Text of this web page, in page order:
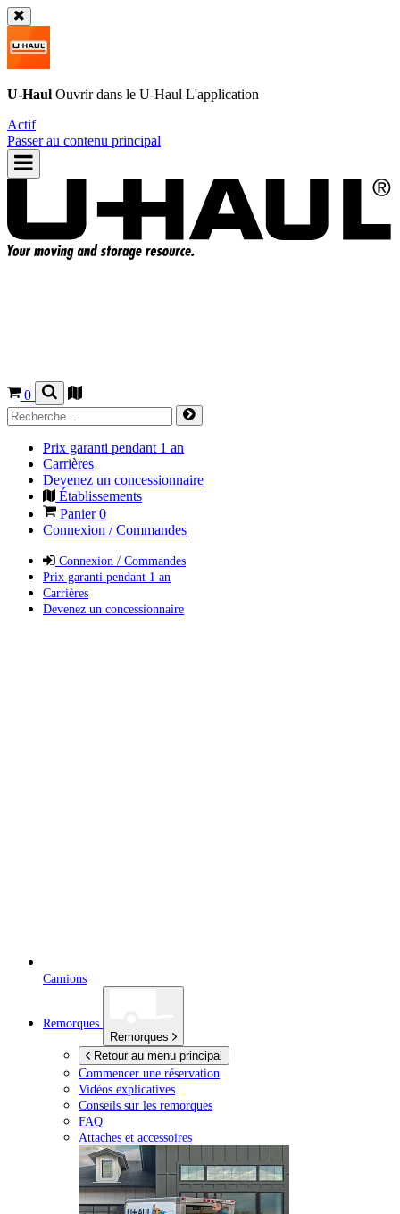
U-Haul Ouvrir dans le U-Haul L'application
Actif
Passer au contenu principal
0
Prix garanti pendant 1 an
Carrières
Devenez un concessionnaire
Établissements
Panier0
Connexion / Commandes
Connexion / Commandes
Prix garanti pendant 1 an
Carrières
Devenez un concessionnaire
Camions
Remorques
Remorques
Retour au menu principal
Commencer une réservation
Vidéos explicatives
Conseils sur les remorques
FAQ
Attaches et accessoires